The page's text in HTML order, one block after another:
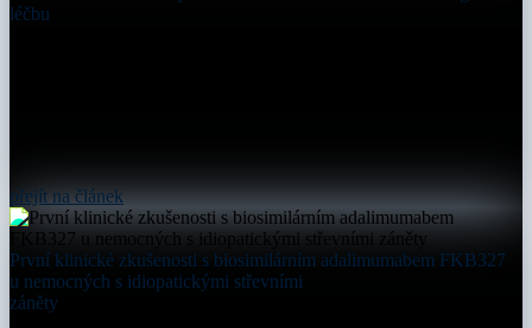
léčbu
přejít na článek
První klinické zkušenosti s biosimilárním adalimumabem FKB327
u nemocných s idiopatickými střevními
záněty